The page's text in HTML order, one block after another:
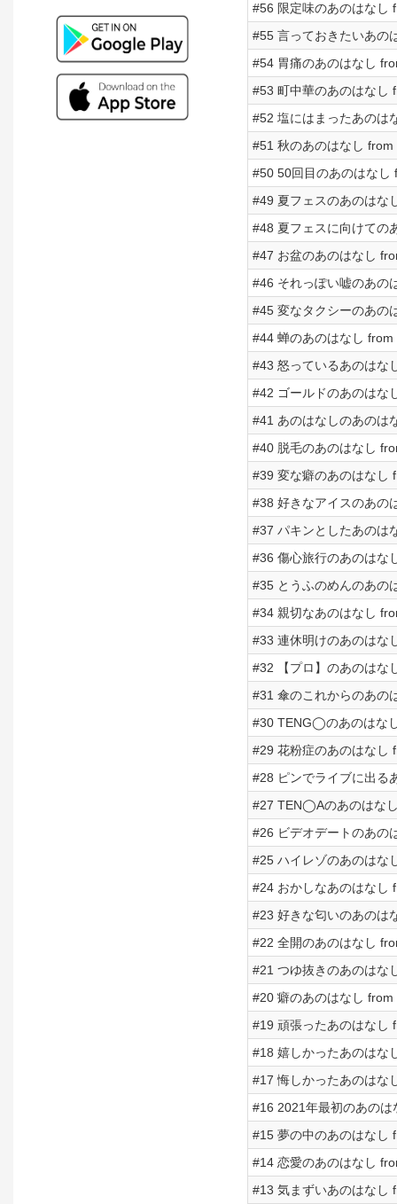
#56 限定味のあのはなし
#55 言っておきたいあの
#54 胃痛のあのはなし
#53 町中華のあのはなし
#52 塩にはまったあのは
#51 秋のあのはなし from
#50 50回目のあのはなし
#49 夏フェスのあのはな
#48 夏フェスに向けての
#47 お盆のあのはなし
#46 それっぽい嘘のあの
#45 変なタクシーのあの
#44 蝉のあのはなし from
#43 怒っているあのはな
#42 ゴールドのあのはな
#41 あのはなしのあのは
#40 脱毛のあのはなし
#39 変な癖のあのはなし
#38 好きなアイスのあの
#37 パキンとしたあのは
#36 傷心旅行のあのはな
#35 とうふのめんのあの
#34 親切なあのはなし
#33 連休明けのあのはな
#32 【プロ】のあのはな
#31 傘のこれからのあの
#30 TENG◯のあのはな
#29 花粉症のあのはなし
#28 ピンでライブに出る
#27 TEN◯Aのあのはな
#26 ビデオデートのあの
#25 ハイレゾのあのはな
#24 おかしなあのはなし
#23 好きな匂いのあのは
#22 全開のあのはなし
#21 つゆ抜きのあのはな
#20 癖のあのはなし from
#19 頑張ったあのはなし
#18 嬉しかったあのはな
#17 悔しかったあのはな
#16 2021年最初のあの
#15 夢の中のあのはなし
#14 恋愛のあのはなし
#13 気まずいあのはなし